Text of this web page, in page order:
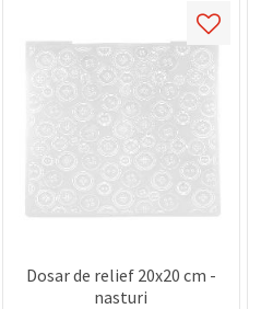
Dosar de relief 20x20 cm -
nasturi